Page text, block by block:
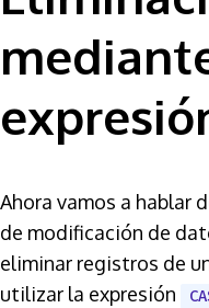
Ahora vamos a hablar
de modificación de
eliminar registros de
utilizar la expresión